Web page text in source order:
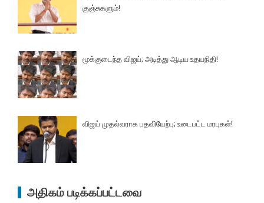
குஞ்சுகளும்!
மூக்குடைந்த விஜய்; அடித்து ஆடிய உதயநிதி!
விஜய் முதல்வராக பதவியேற்பு; உடைபட்ட மரபுகள்!
அதிகம் படிக்கப்பட்டவை